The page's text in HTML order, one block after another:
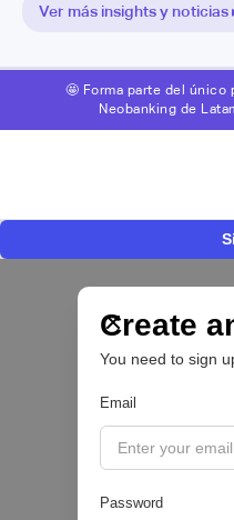
Ver más insights y noticias
🤩 Forma parte del único
Neobanking de
Create
You need to sign
Email
Password
operar como
Colombia y ampliar
CRÉDITO DIGITAL 💰
Valora Analitik |